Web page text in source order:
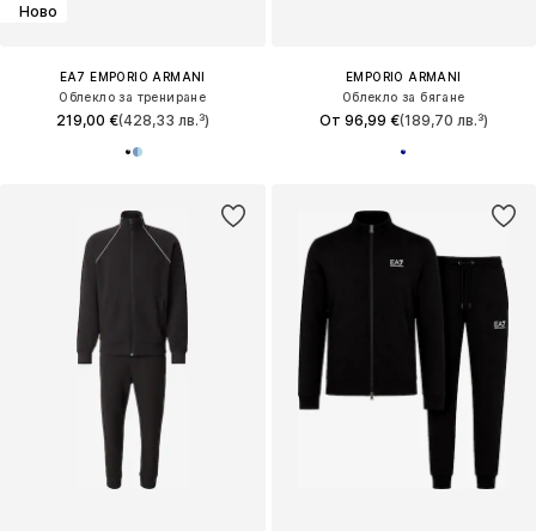
Ново
EA7 EMPORIO ARMANI
Облекло за трениране
219,00 €(428,33 лв.³)
EMPORIO ARMANI
Облекло за бягане
От 96,99 €(189,70 лв.³)